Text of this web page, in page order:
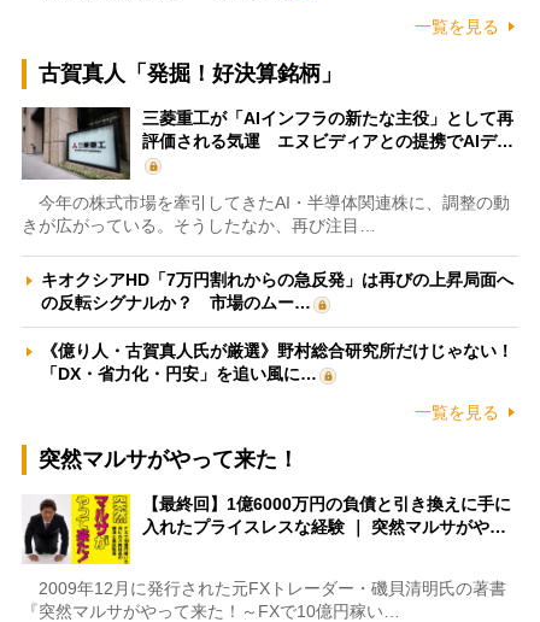
一覧を見る
古賀真人「発掘！好決算銘柄」
三菱重工が「AIインフラの新たな主役」として再
評価される気運 エヌビディアとの提携でAIデ…
今年の株式市場を牽引してきたAI・半導体関連株に、調整の動
きが広がっている。そうしたなか、再び注目…
キオクシアHD「7万円割れからの急反発」は再びの上昇局面へ
の反転シグナルか？ 市場のムー…
《億り人・古賀真人氏が厳選》野村総合研究所だけじゃない！
「DX・省力化・円安」を追い風に…
一覧を見る
突然マルサがやって来た！
【最終回】1億6000万円の負債と引き換えに手に
入れたプライスレスな経験 ｜ 突然マルサがや…
2009年12月に発行された元FXトレーダー・磯貝清明氏の著書
『突然マルサがやって来た！～FXで10億円稼い…